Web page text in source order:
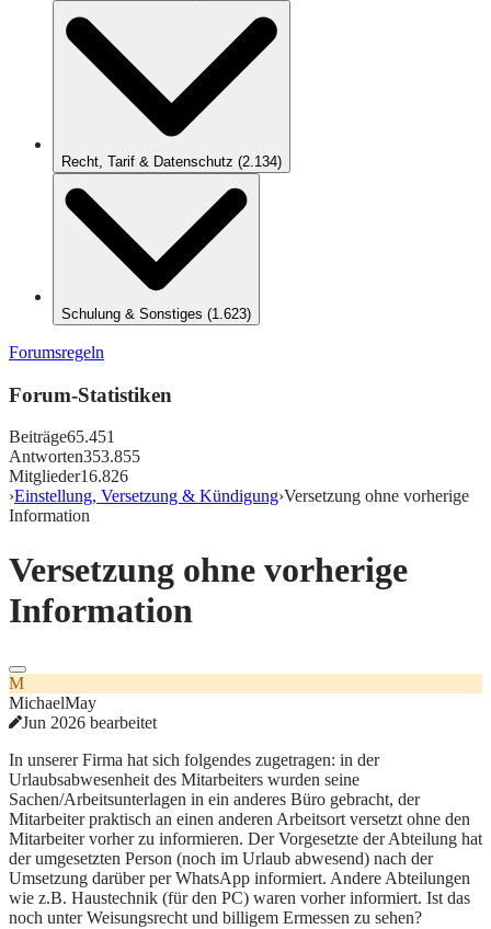
Recht, Tarif & Datenschutz (2.134)
Schulung & Sonstiges (1.623)
Forumsregeln
Forum-Statistiken
Beiträge65.451
Antworten353.855
Mitglieder16.826
›Einstellung, Versetzung & Kündigung›Versetzung ohne vorherige
Information
Versetzung ohne vorherige
Information
M
MichaelMay
Jun 2026 bearbeitet
In unserer Firma hat sich folgendes zugetragen: in der
Urlaubsabwesenheit des Mitarbeiters wurden seine
Sachen/Arbeitsunterlagen in ein anderes Büro gebracht, der
Mitarbeiter praktisch an einen anderen Arbeitsort versetzt ohne den
Mitarbeiter vorher zu informieren. Der Vorgesetzte der Abteilung hat
der umgesetzten Person (noch im Urlaub abwesend) nach der
Umsetzung darüber per WhatsApp informiert. Andere Abteilungen
wie z.B. Haustechnik (für den PC) waren vorher informiert. Ist das
noch unter Weisungsrecht und billigem Ermessen zu sehen?